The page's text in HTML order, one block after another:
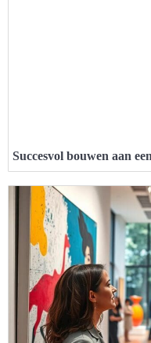
Succesvol bouwen aan